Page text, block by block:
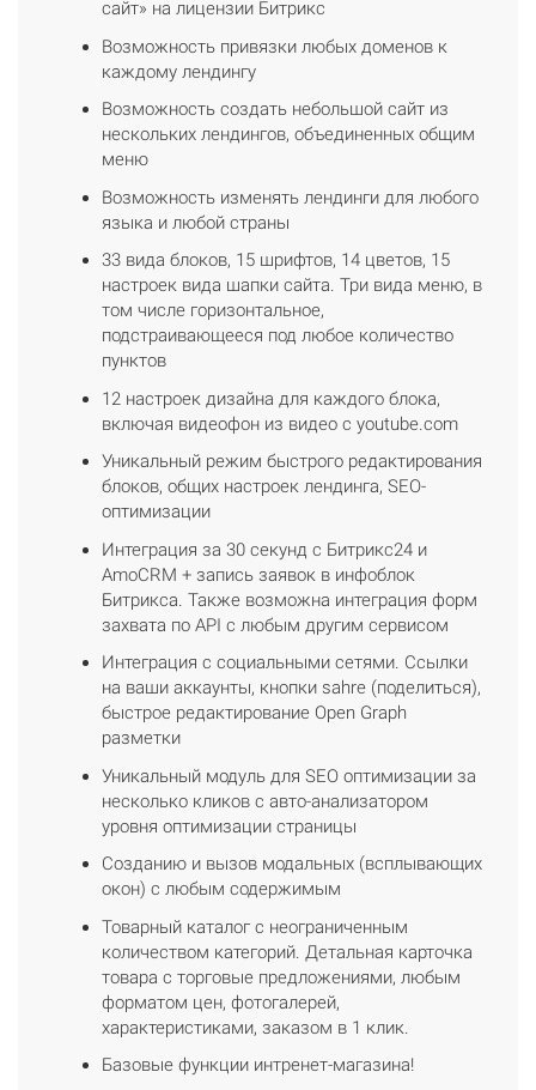
сайт» на лицензии Битрикс
Возможность привязки любых доменов к
каждому лендингу
Возможность создать небольшой сайт из
нескольких лендингов, объединенных общим
меню
Возможность изменять лендинги для любого
языка и любой страны
33 вида блоков, 15 шрифтов, 14 цветов, 15
настроек вида шапки сайта. Три вида меню, в
том числе горизонтальное,
подстраивающееся под любое количество
пунктов
12 настроек дизайна для каждого блока,
включая видеофон из видео с youtube.com
Уникальный режим быстрого редактирования
блоков, общих настроек лендинга, SEO-
оптимизации
Интеграция за 30 секунд с Битрикс24 и
AmoCRM + запись заявок в инфоблок
Битрикса. Также возможна интеграция форм
захвата по API с любым другим сервисом
Интеграция с социальными сетями. Ссылки
на ваши аккаунты, кнопки sahre (поделиться),
быстрое редактирование Open Graph
разметки
Уникальный модуль для SEO оптимизации за
несколько кликов с авто-анализатором
уровня оптимизации страницы
Созданию и вызов модальных (всплывающих
окон) с любым содержимым
Товарный каталог с неограниченным
количеством категорий. Детальная карточка
товара с торговые предложениями, любым
форматом цен, фотогалерей,
характеристиками, заказом в 1 клик.
Базовые функции интренет-магазина!